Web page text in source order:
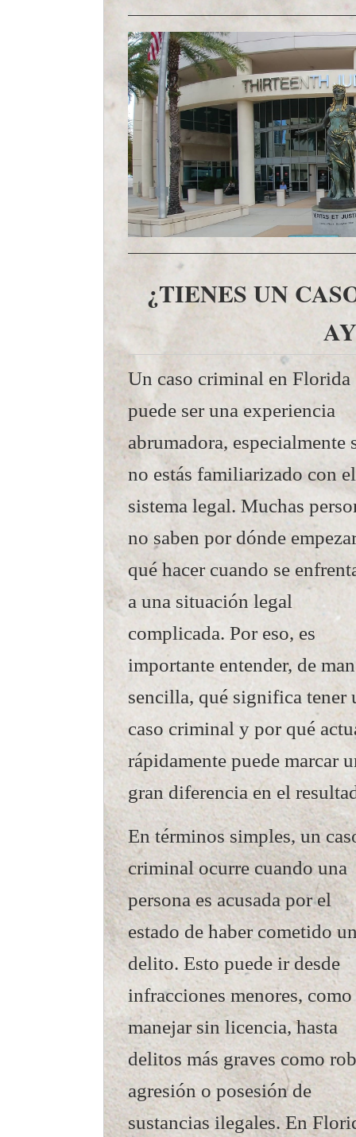
¿TIENES UN
Un caso criminal en Florida
puede ser una experiencia
abrumadora, especialmente
no estás familiarizado con el
sistema legal. Muchas
no saben por dónde
qué hacer cuando se
a una situación legal
complicada. Por eso, es
importante entender, de
sencilla, qué significa tener
caso criminal y por qué
rápidamente puede marcar
gran diferencia en el
En términos simples, un
criminal ocurre cuando una
persona es acusada por el
estado de haber cometido
delito. Esto puede ir desde
infracciones menores, como
manejar sin licencia, hasta
delitos más graves como
agresión o posesión de
sustancias ilegales. En